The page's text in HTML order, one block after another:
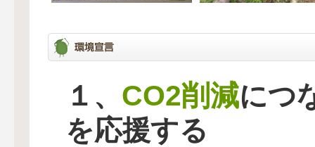
１、 CO2削減につ
を応援する